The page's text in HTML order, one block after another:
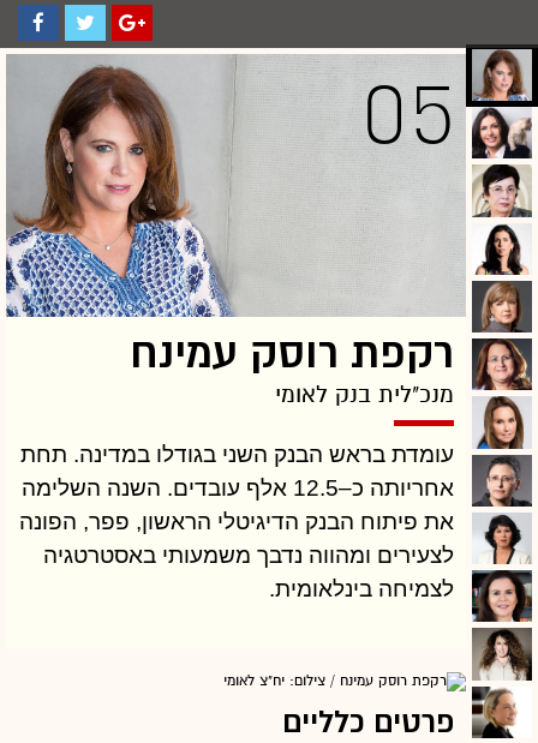
05
רקפת רוסק עמינח
מנכ"לית בנק לאומי
עומדת בראש הבנק השני בגודלו במדינה. תחת
אחריותה כ–12.5 אלף עובדים. השנה השלימה
את פיתוח הבנק הדיגיטלי הראשון, פפר, הפונה
לצעירים ומהווה נדבך משמעותי באסטרטגיה
לצמיחה בינלאומית.
פרטים כלליים